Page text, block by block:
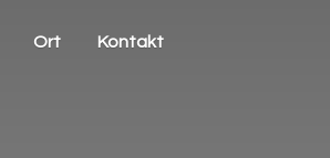
Ort Kontakt